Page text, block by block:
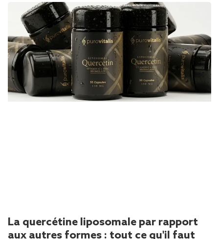
La quercétine liposomale par rapport
aux autres formes : tout ce qu'il faut